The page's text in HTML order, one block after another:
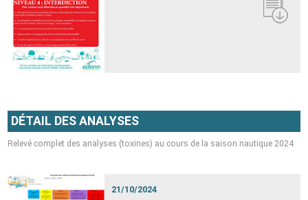
DÉTAIL DES ANALYSES
Relevé complet des analyses (toxines) au cours de la saison nautique 2024
21/10/2024